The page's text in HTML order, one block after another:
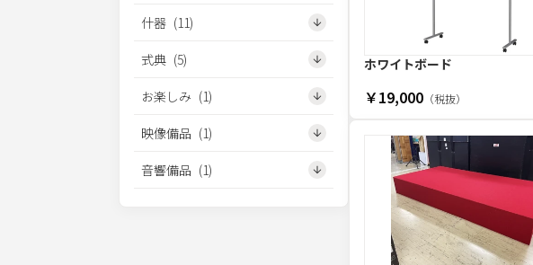
什器 (11)
式典 (5)
お楽しみ (1)
映像備品 (1)
音響備品 (1)
ホワイトボード
￥19,000 （税抜）